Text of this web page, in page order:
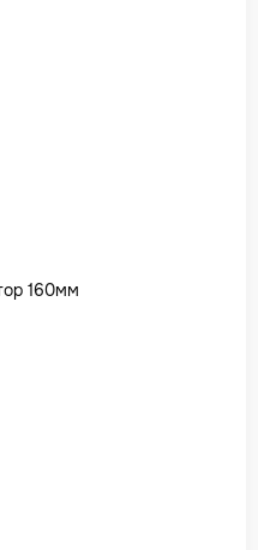
160мм